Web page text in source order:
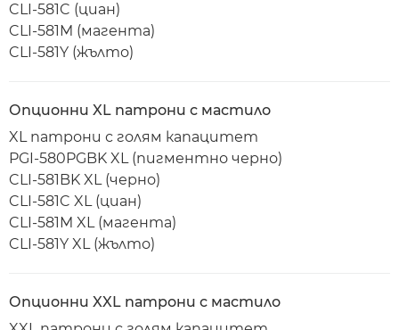
CLI-581C (циан)
CLI-581M (магента)
CLI-581Y (жълто)
Опционни XL патрони с мастило
XL патрони с голям капацитет
PGI-580PGBK XL (пигментно черно)
CLI-581BK XL (черно)
CLI-581C XL (циан)
CLI-581M XL (магента)
CLI-581Y XL (жълто)
Опционни XXL патрони с мастило